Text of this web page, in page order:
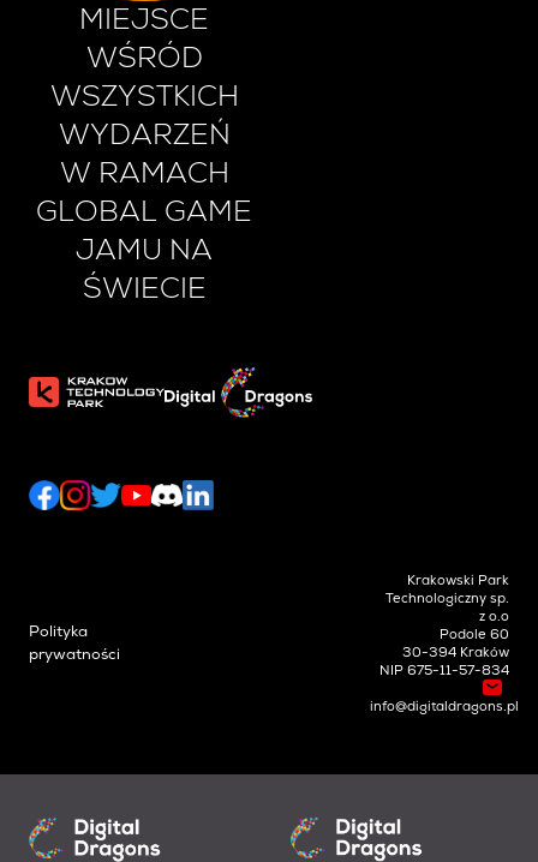
MIEJSCE
WŚRÓD
WSZYSTKICH
WYDARZEŃ
W RAMACH
GLOBAL GAME
JAMU NA
ŚWIECIE
Polityka
prywatności
Krakowski Park
Technologiczny sp.
z o.o
Podole 60
30-394 Kraków
NIP 675-11-57-834
info@digitaldragons.pl